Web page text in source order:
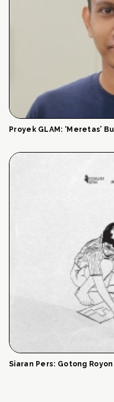
Proyek GLAM: ‘Meretas’
Siaran Pers: Gotong